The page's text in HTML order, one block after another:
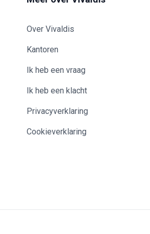
Over Vivaldis
Kantoren
Ik heb een vraag
Ik heb een klacht
Privacyverklaring
Cookieverklaring